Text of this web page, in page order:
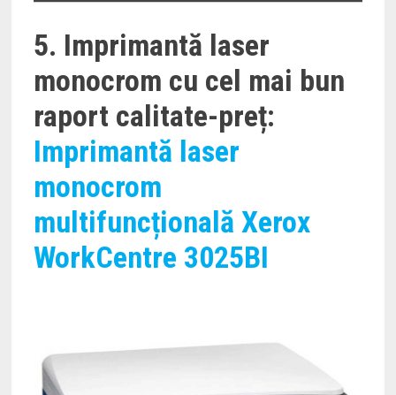
5. Imprimantă laser
monocrom cu cel mai bun
raport calitate-preț:
Imprimantă laser
monocrom
multifuncțională Xerox
WorkCentre 3025BI